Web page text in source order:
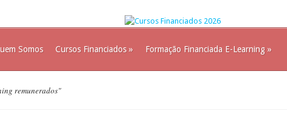
Somos Cursos Financiados» Formação Financiada E-Learning »
remunerados"